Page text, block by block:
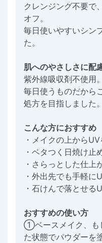
クレンジング不要で
オフ。
毎日使いやすいシン
た。
肌へのやさしさに配
紫外線吸収剤不使用。
毎日使うものだから
処方を目指しました。
こんな方におすすめ
・メイクの上から
・ベタつく日焼け止
・さらっとした仕上
・外出先でも手軽に
・石けんで落とせる
おすすめの使い方
①ベースメイク、も
た状態でパウダーを